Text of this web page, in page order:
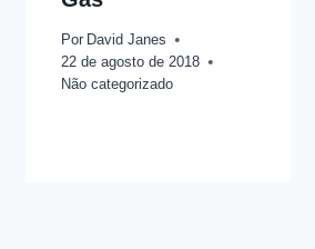
Por David Janes
22 de agosto de 2018
Não categorizado